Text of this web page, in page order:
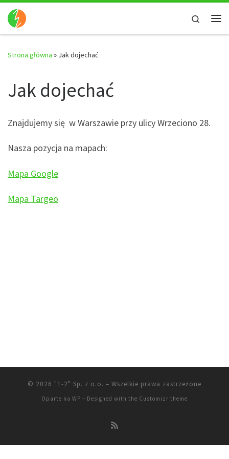
Skip to content
Search
Strona główna » Jak dojechać
Jak dojechać
Znajdujemy się w Warszawie przy ulicy Wrzeciono 28.
Nasza pozycja na mapach:
Mapa Google
Mapa Targeo
© 2026 "1-2" Sp. z o.o. – Wszelkie prawa zastrzeżone
Oparte na WP – Designed with the Customizr theme